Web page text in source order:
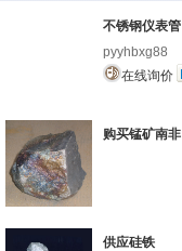
不锈钢仪表管
pyyhbxg88
在线询价
购买锰矿南非
供应硅铁